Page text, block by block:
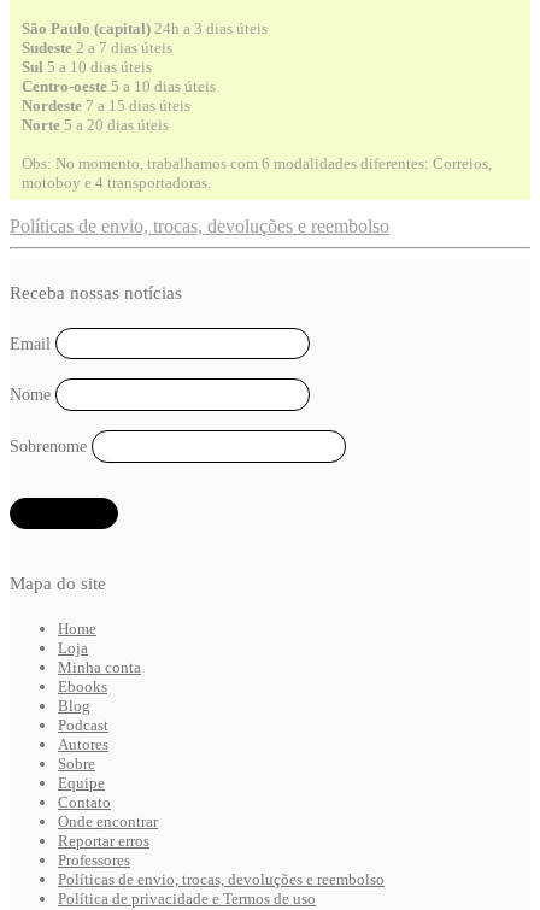
São Paulo (capital) 24h a 3 dias úteis
Sudeste 2 a 7 dias úteis
Sul 5 a 10 dias úteis
Centro-oeste 5 a 10 dias úteis
Nordeste 7 a 15 dias úteis
Norte 5 a 20 dias úteis
Obs: No momento, trabalhamos com 6 modalidades diferentes: Correios,
motoboy e 4 transportadoras.
Políticas de envio, trocas, devoluções e reembolso
Mapa do site
Home
Loja
Minha conta
Ebooks
Blog
Podcast
Autores
Sobre
Equipe
Contato
Onde encontrar
Reportar erros
Professores
Políticas de envio, trocas, devoluções e reembolso
Política de privacidade e Termos de uso
Receba nossas notícias
Email
Nome
Sobrenome